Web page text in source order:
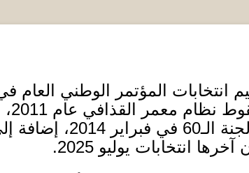
المؤتمر الوطني العام
نظام معمر القذافي عام 2011
الـ60 في فبراير 2014، إضافة
آخرها انتخابات يوليو 2025.